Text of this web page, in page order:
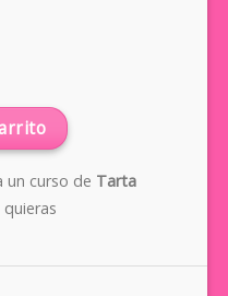
un curso de Tarta